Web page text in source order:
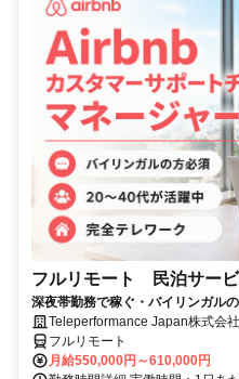
フルリモート 民泊サー
深夜帯勤務で稼ぐ・バイリンガル
Teleperformance Japan株式会社
フルリモート
月給550,000円～610,000円